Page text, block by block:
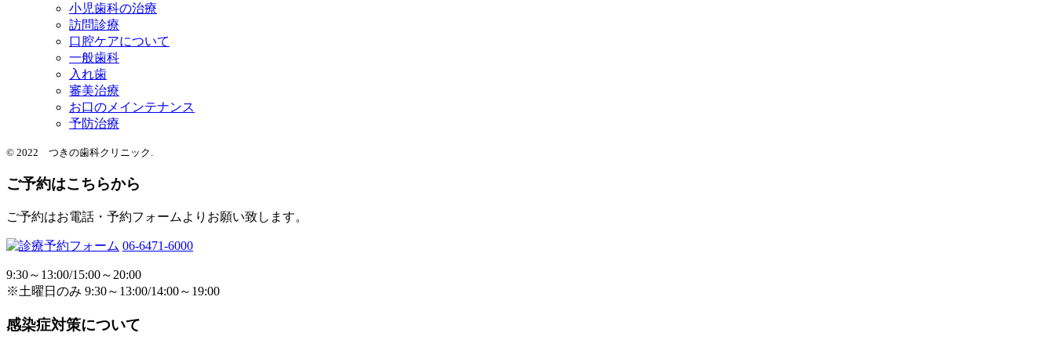
小児歯科の治療
訪問診療
口腔ケアについて
一般歯科
入れ歯
審美治療
お口のメインテナンス
予防治療
© 2022 つきの歯科クリニック.
ご予約はこちらから
ご予約はお電話・予約フォームよりお願い致します。
06-6471-6000
9:30～13:00/15:00～20:00
※土曜日のみ 9:30～13:00/14:00～19:00
感染症対策について